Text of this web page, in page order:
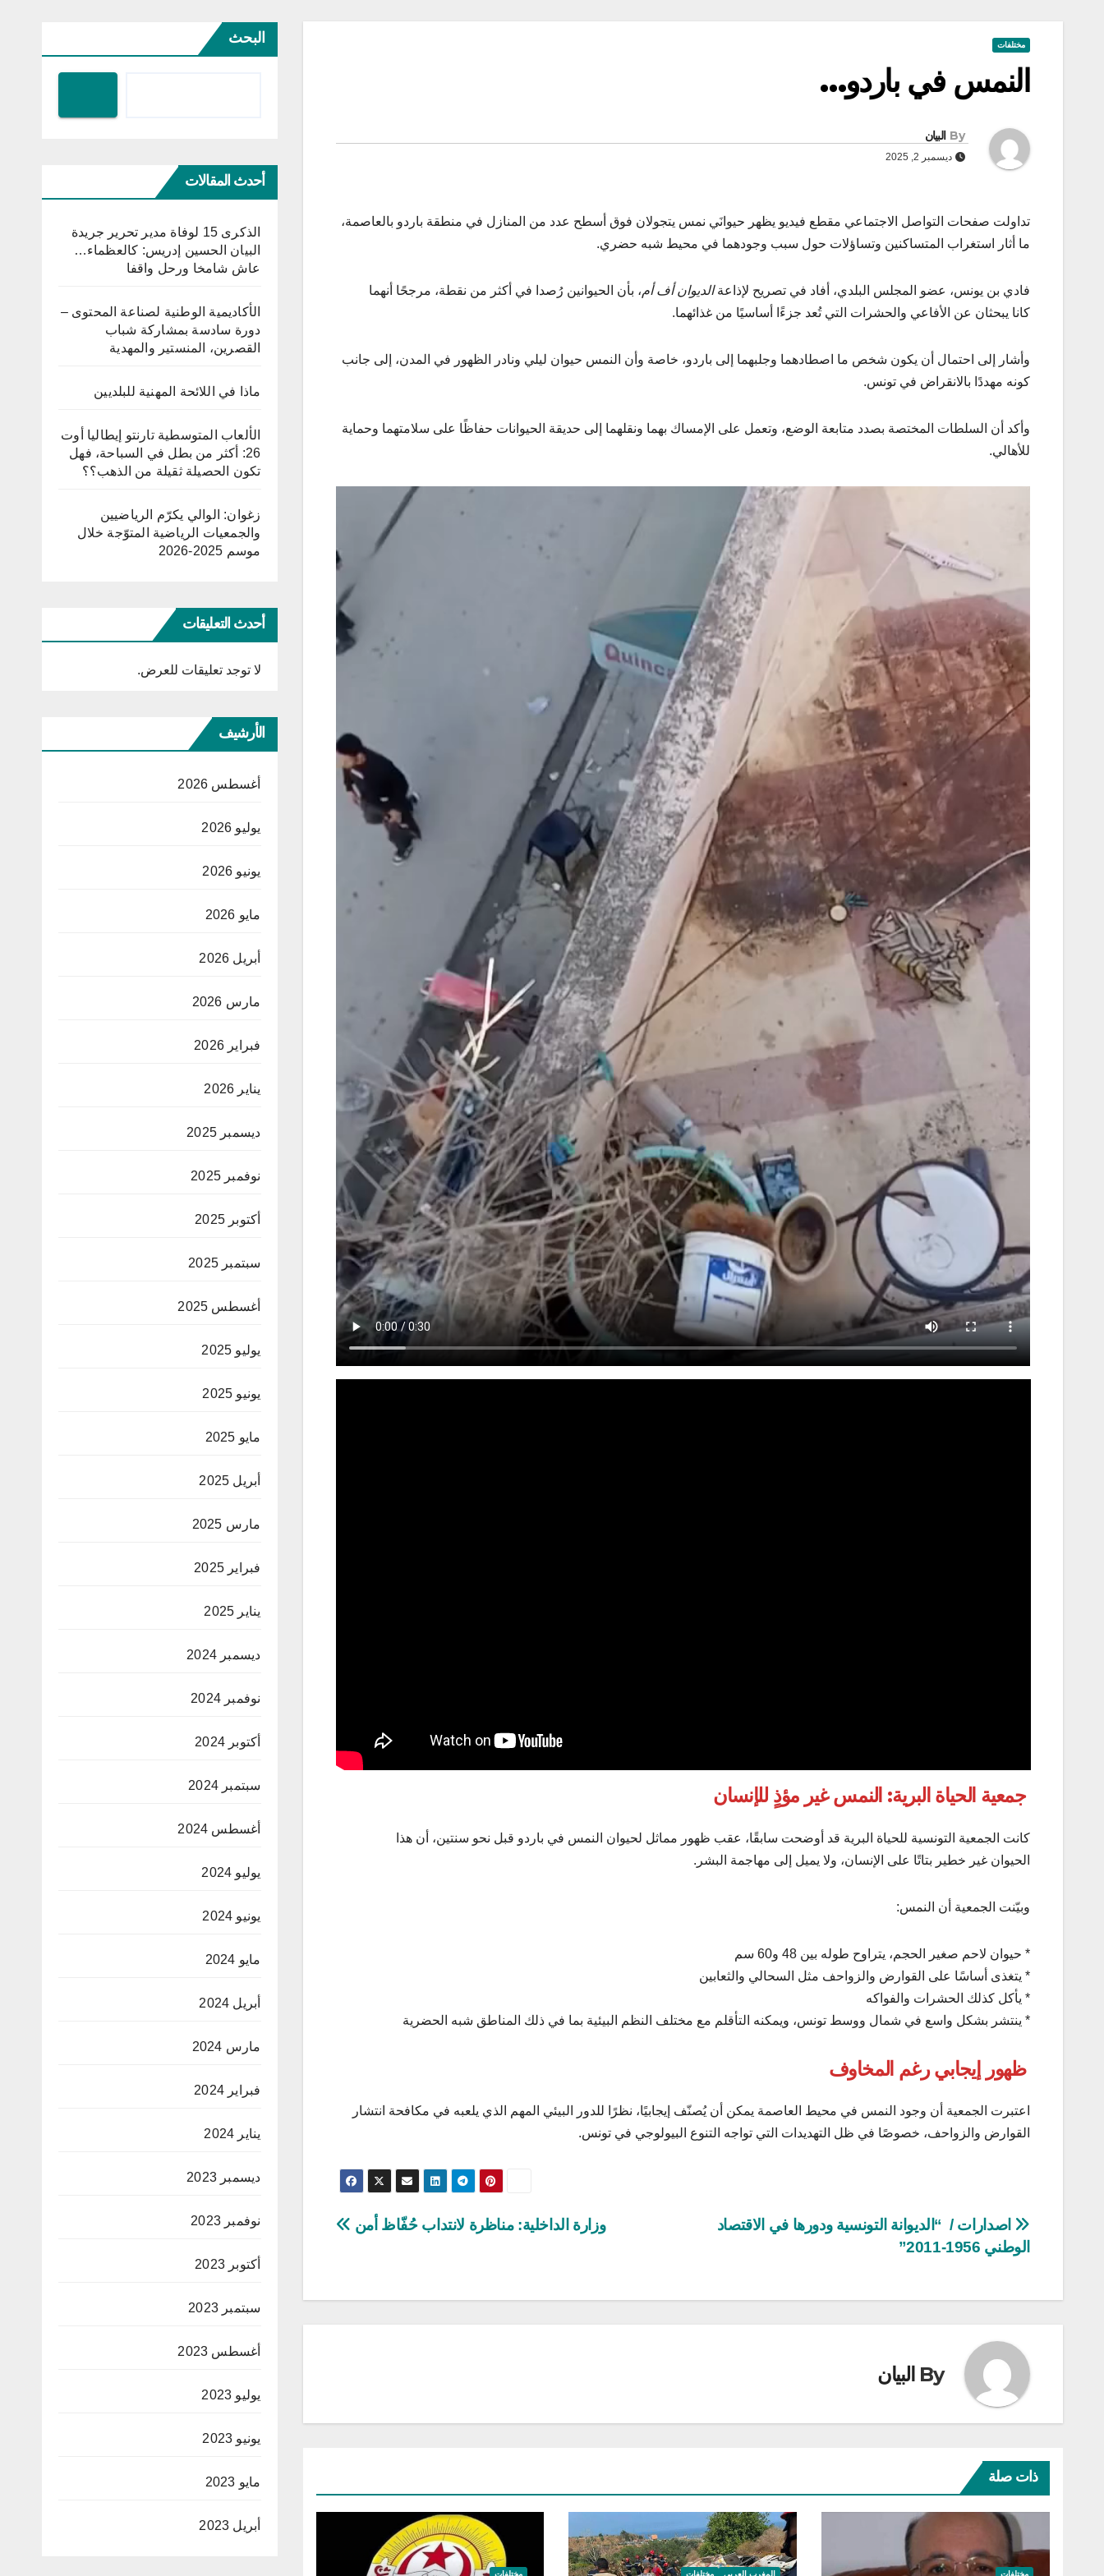
مختلفات
النمس في باردو…
By البيان
ديسمبر 2, 2025
تداولت صفحات التواصل الاجتماعي مقطع فيديو يظهر حيوانَي نمس يتجولان فوق أسطح عدد من المنازل في منطقة باردو بالعاصمة،
ما أثار استغراب المتساكنين وتساؤلات حول سبب وجودهما في محيط شبه حضري.
فادي بن يونس، عضو المجلس البلدي، أفاد في تصريح لإذاعةالديوان أف أم، بأن الحيوانين رُصدا في أكثر من نقطة، مرجحًا أنهما
كانا يبحثان عن الأفاعي والحشرات التي تُعد جزءًا أساسيًا من غذائهما.
وأشار إلى احتمال أن يكون شخص ما اصطادهما وجلبهما إلى باردو، خاصة وأن النمس حيوان ليلي ونادر الظهور في المدن، إلى جانب
كونه مهددًا بالانقراض في تونس.
وأكد أن السلطات المختصة بصدد متابعة الوضع، وتعمل على الإمساك بهما ونقلهما إلى حديقة الحيوانات حفاظًا على سلامتهما وحماية
للأهالي.
جمعية الحياة البرية: النمس غير مؤذٍ للإنسان
كانت الجمعية التونسية للحياة البرية قد أوضحت سابقًا، عقب ظهور مماثل لحيوان النمس في باردو قبل نحو سنتين، أن هذا
الحيوان غير خطير بتاتًا على الإنسان، ولا يميل إلى مهاجمة البشر.
وبيّنت الجمعية أن النمس:
* حيوان لاحم صغير الحجم، يتراوح طوله بين 48 و60 سم
* يتغذى أساسًا على القوارض والزواحف مثل السحالي والثعابين
* يأكل كذلك الحشرات والفواكه
* ينتشر بشكل واسع في شمال ووسط تونس، ويمكنه التأقلم مع مختلف النظم البيئية بما في ذلك المناطق شبه الحضرية
ظهور إيجابي رغم المخاوف
اعتبرت الجمعية أن وجود النمس في محيط العاصمة يمكن أن يُصنّف إيجابيًا، نظرًا للدور البيئي المهم الذي يلعبه في مكافحة انتشار
القوارض والزواحف، خصوصًا في ظل التهديدات التي تواجه التنوع البيولوجي في تونس.
تصفّح
المقالات
وزارة الداخلية: مناظرة لانتداب حُفّاظ أمن
اصدارات / “الديوانة التونسية ودورها في الاقتصاد
الوطني 1956-2011”
By البيان
ذات صلة
مختلفات المغرب العربي مختلفات مختلفات
البحث
أحدث المقالات
الذكرى 15 لوفاة مدير تحرير جريدة
البيان الحسين إدريس: كالعظماء…
عاش شامخا ورحل واقفا
الأكاديمية الوطنية لصناعة المحتوى –
دورة سادسة بمشاركة شباب
القصرين، المنستير والمهدية
ماذا في اللائحة المهنية للبلديين
الألعاب المتوسطية تارنتو إيطاليا أوت
26: أكثر من بطل في السباحة، فهل
تكون الحصيلة ثقيلة من الذهب؟؟
زغوان: الوالي يكرّم الرياضيين
والجمعيات الرياضية المتوّجة خلال
موسم 2025-2026
أحدث التعليقات
لا توجد تعليقات للعرض.
الأرشيف
أغسطس 2026
يوليو 2026
يونيو 2026
مايو 2026
أبريل 2026
مارس 2026
فبراير 2026
يناير 2026
ديسمبر 2025
نوفمبر 2025
أكتوبر 2025
سبتمبر 2025
أغسطس 2025
يوليو 2025
يونيو 2025
مايو 2025
أبريل 2025
مارس 2025
فبراير 2025
يناير 2025
ديسمبر 2024
نوفمبر 2024
أكتوبر 2024
سبتمبر 2024
أغسطس 2024
يوليو 2024
يونيو 2024
مايو 2024
أبريل 2024
مارس 2024
فبراير 2024
يناير 2024
ديسمبر 2023
نوفمبر 2023
أكتوبر 2023
سبتمبر 2023
أغسطس 2023
يوليو 2023
يونيو 2023
مايو 2023
أبريل 2023